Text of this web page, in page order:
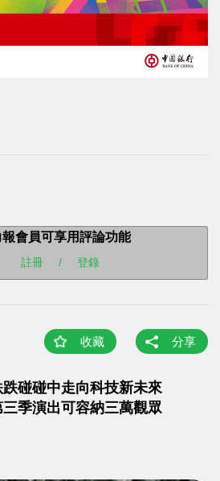
報會員可享用評論功能
註冊 / 登錄
收藏 分享
碰碰中走向科技新未來
季演出可容納三萬觀眾